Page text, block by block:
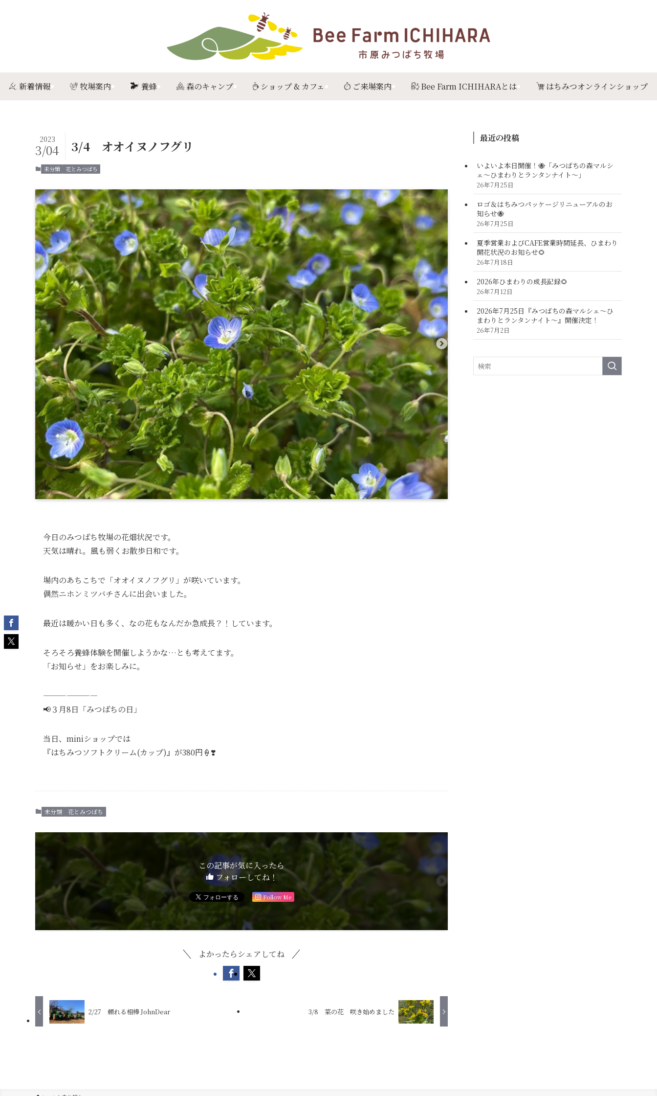
新着情報 牧場案内 養蜂 森のキャンプ ショップ & カフェ ご来場案内 Bee Farm ICHIHARAとは はちみつオンラインショップ
3/4 オオイヌノフグリ
2023
3/04
未分類 花とみつばち
今日のみつばち牧場の花畑状況です。
天気は晴れ。風も弱くお散歩日和です。
場内のあちこちで「オオイヌノフグリ」が咲いています。
偶然ニホンミツバチさんに出会いました。
最近は暖かい日も多く、なの花もなんだか急成長？！しています。
そろそろ養蜂体験を開催しようかな…とも考えてます。
「お知らせ」をお楽しみに。
———————
📢３月8日「みつばちの日」
当日、miniショップでは
『はちみつソフトクリーム(カップ)』が380円🍦❣️
未分類 花とみつばち
この記事が気に入ったら
フォローしてね！
Follow Me
よかったらシェアしてね
2/27 頼れる相棒 JohnDear 3/8 菜の花 咲き始めました
最近の投稿
いよいよ本日開催！🐝「みつばちの森マルシ
ェ〜ひまわりとランタンナイト〜」
26年7月25日
ロゴ＆はちみつパッケージリニューアルのお
知らせ🐝
26年7月25日
夏季営業およびCAFE営業時間延長、ひまわり
開花状況のお知らせ🌻
26年7月18日
2026年ひまわりの成長記録🌻
26年7月12日
2026年7月25日『みつばちの森マルシェ～ひ
まわりとランタンナイト～』開催決定！
26年7月2日